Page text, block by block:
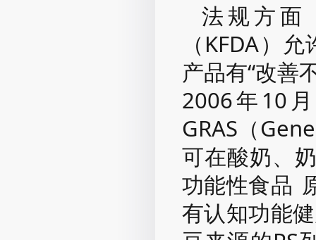
法规方面
（KFDA）
产品有“改善
2006年10
GRAS（
可在酸奶、
功能性食品
有认知功能